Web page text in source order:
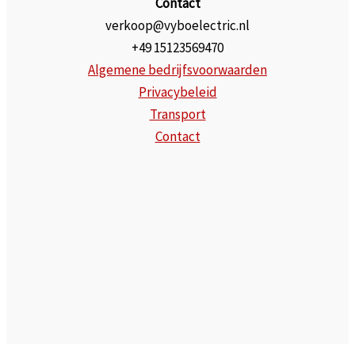
verkoop@vyboelectric.nl
+49 15123569470
Algemene bedrijfsvoorwaarden
Privacybeleid
Transport
Contact